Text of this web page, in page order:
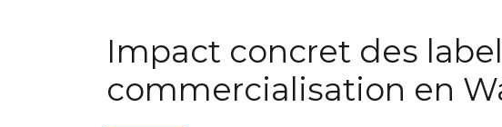
Impact concret des
commercialisation en